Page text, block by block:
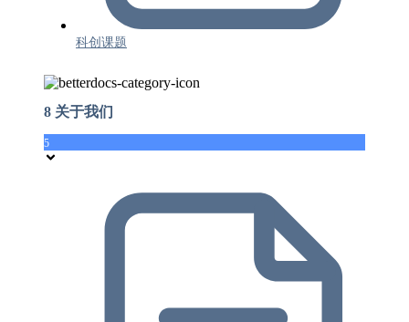
科创课题
8 关于我们
5